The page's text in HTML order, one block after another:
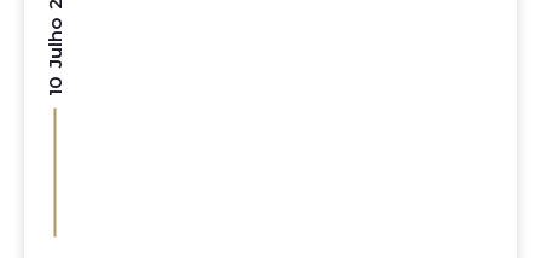
10 Julho 2026